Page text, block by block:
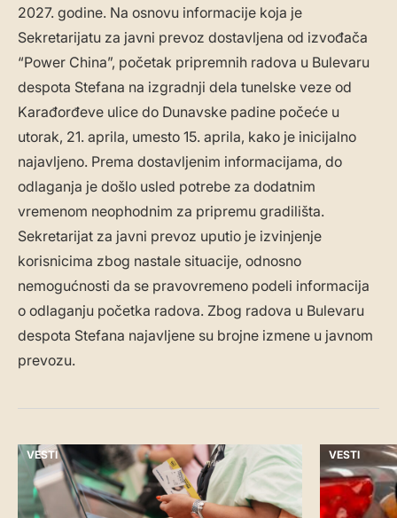
2027. godine. Na osnovu informacije koja je
Sekretarijatu za javni prevoz dostavljena od izvođača
“Power China”, početak pripremnih radova u Bulevaru
despota Stefana na izgradnji dela tunelske veze od
Karađorđeve ulice do Dunavske padine počeće u
utorak, 21. aprila, umesto 15. aprila, kako je inicijalno
najavljeno. Prema dostavljenim informacijama, do
odlaganja je došlo usled potrebe za dodatnim
vremenom neophodnim za pripremu gradilišta.
Sekretarijat za javni prevoz uputio je izvinjenje
korisnicima zbog nastale situacije, odnosno
nemogućnosti da se pravovremeno podeli informacija
o odlaganju početka radova. Zbog radova u Bulevaru
despota Stefana najavljene su brojne izmene u javnom
prevozu.
VESTI VESTI